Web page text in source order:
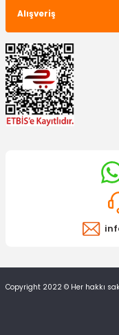
Alışveriş
Copyright 2022 © Her hakkı